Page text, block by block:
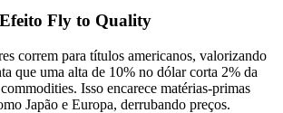
Fly to Quality
correm para títulos americanos, valorizando
que uma alta de 10% no dólar corta 2% da
Isso encarece matérias-primas
Japão e Europa, derrubando preços.